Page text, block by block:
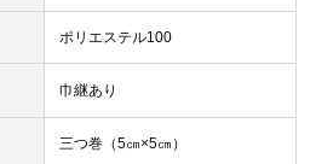
ポリエステル100
巾継あり
三つ巻（5㎝×5㎝）